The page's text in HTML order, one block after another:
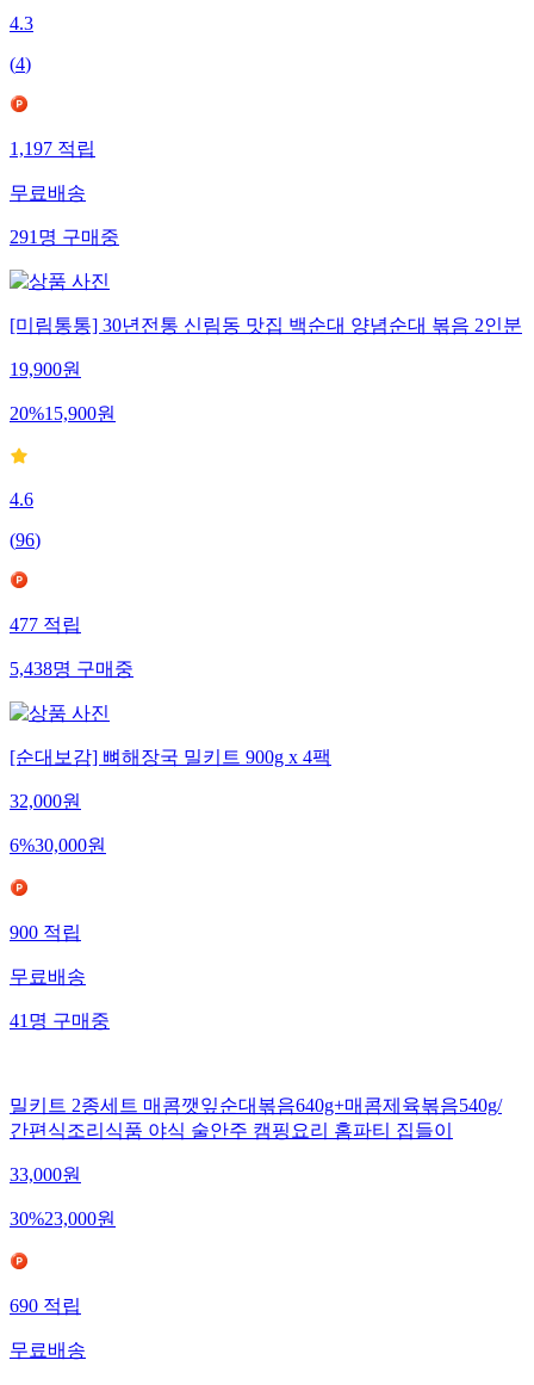
4.3
(4)
1,197 적립
무료배송
291 명 구매중
[미림통통] 30년전통 신림동 맛집 백순대 양념순대 볶음 2인분
19,900원
20%15,900원
4.6
(96)
477 적립
5,438명 구매중
[순대보감] 뼈해장국 밀키트 900g x 4팩
32,000원
6%30,000원
900 적립
무료배송
41 명 구매중
밀키트 2종세트 매콤깻잎순대볶음640g+매콤제육볶음540g/
간편식조리식품 야식 술안주 캠핑요리 홈파티 집들이
33,000원
30%23,000원
690적립
무료배송